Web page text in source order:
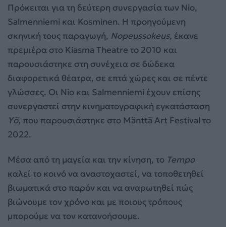
Πρόκειται για τη δεύτερη συνεργασία των Nio,
Salmenniemi και Kosminen. Η προηγούμενη
σκηνική τους παραγωγή, Nopeussokeus, έκανε
πρεμιέρα στο Kiasma Theatre το 2010 και
παρουσιάστηκε στη συνέχεια σε δώδεκα
διαφορετικά θέατρα, σε επτά χώρες και σε πέντε
γλώσσες. Οι Nio και Salmenniemi έχουν επίσης
συνεργαστεί στην κινηματογραφική εγκατάσταση
Yö, που παρουσιάστηκε στο Mänttä Art Festival το
2022.
Μέσα από τη μαγεία και την κίνηση, το Tempo
καλεί το κοινό να αναστοχαστεί, να τοποθετηθεί
βιωματικά στο παρόν και να αναρωτηθεί πώς
βιώνουμε τον χρόνο και με ποιους τρόπους
μπορούμε να τον κατανοήσουμε.